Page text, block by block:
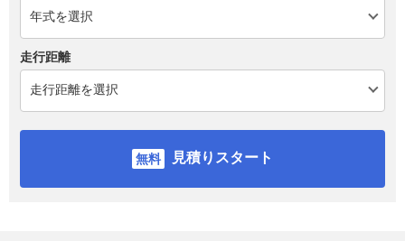
走行距離
見積りスタート